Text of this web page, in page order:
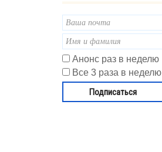
Анонс раз в неделю
Все 3 раза в неделю